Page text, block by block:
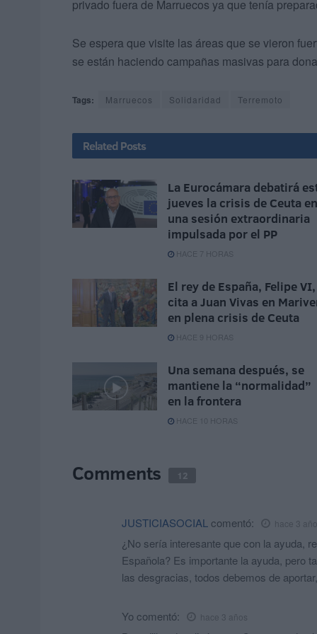
privado fuera de Marruecos ya que tenía
Se espera que visite las áreas que se vieron
se están haciendo campañas masivas para
Tags: Marruecos Solidaridad Terremoto
Related Posts
La Eurocámara debatirá
jueves la crisis de Ceuta en
una sesión extraordinaria
impulsada por el PP
HACE 7 HORAS
El rey de España, Felipe VI,
cita a Juan Vivas en
en plena crisis de Ceuta
HACE 9 HORAS
Una semana después, se
mantiene la “normalidad”
en la frontera
HACE 10 HORAS
Comments 12
JUSTICIASOCIAL comentó: hace 3 años
¿No sería interesante que con la ayuda,
Española? Es importante la ayuda, pero
las desgracias, todos debemos de
Yo comentó: hace 3 años